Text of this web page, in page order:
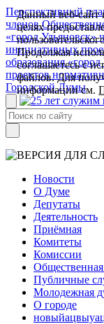
Перспективный
членов
«город Ульяновск»
инициативных
образования
проектов
Городской Думы
Новости
О Думе
Депутаты
Деятельность
Приёмная
Комитеты
Комиссии
Общественная
Публичные
Молодежная
О городе
Данный веб-сайт
целях
Продолжая
соглашаетесь с
файлов. Для
информации см.